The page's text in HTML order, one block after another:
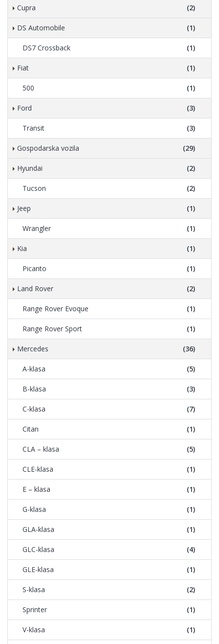
Cupra (2)
DS Automobile (1)
DS7 Crossback (1)
Fiat (1)
500 (1)
Ford (3)
Transit (3)
Gospodarska vozila (29)
Hyundai (2)
Tucson (2)
Jeep (1)
Wrangler (1)
Kia (1)
Picanto (1)
Land Rover (2)
Range Rover Evoque (1)
Range Rover Sport (1)
Mercedes (36)
A-klasa (5)
B-klasa (3)
C-klasa (7)
Citan (1)
CLA – klasa (5)
CLE-klasa (1)
E – klasa (1)
G-klasa (1)
GLA-klasa (1)
GLC-klasa (4)
GLE-klasa (1)
S-klasa (2)
Sprinter (1)
V-klasa (1)